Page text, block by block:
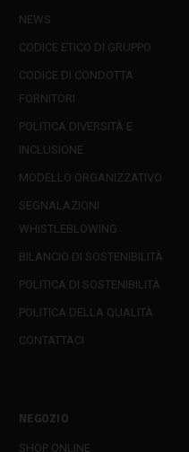
NEWS
CODICE ETICO DI GRUPPO
CODICE DI CONDOTTA
FORNITORI
POLITICA DIVERSITÀ E
INCLUSIONE
MODELLO ORGANIZZATIVO
SEGNALAZIONI
WHISTLEBLOWING
BILANCIO DI SOSTENIBILITÀ
POLITICA DI SOSTENIBILITÀ
POLITICA DELLA QUALITÀ
CONTATTACI
NEGOZIO
SHOP ONLINE